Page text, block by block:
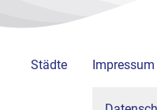
Städte Impressum